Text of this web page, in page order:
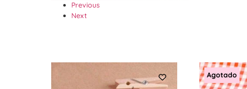
Previous
Next
Agotado